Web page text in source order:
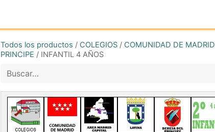
Todos los productos / COLEGIOS / COMUNIDAD DE MADRID
PRINCIPE / INFANTIL 4 AÑOS